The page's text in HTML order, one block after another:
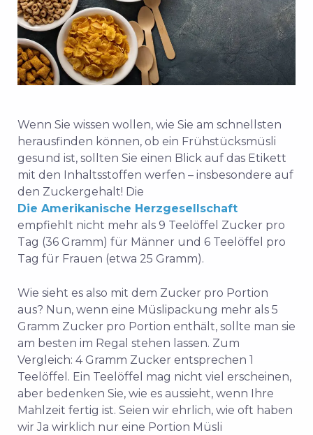
Wenn Sie wissen wollen, wie Sie am schnellsten
herausfinden können, ob ein Frühstücksmüsli
gesund ist, sollten Sie einen Blick auf das Etikett
mit den Inhaltsstoffen werfen – insbesondere auf
den Zuckergehalt! Die
Die Amerikanische Herzgesellschaft
empfiehlt nicht mehr als 9 Teelöffel Zucker pro
Tag (36 Gramm) für Männer und 6 Teelöffel pro
Tag für Frauen (etwa 25 Gramm).
Wie sieht es also mit dem Zucker pro Portion
aus? Nun, wenn eine Müslipackung mehr als 5
Gramm Zucker pro Portion enthält, sollte man sie
am besten im Regal stehen lassen. Zum
Vergleich: 4 Gramm Zucker entsprechen 1
Teelöffel. Ein Teelöffel mag nicht viel erscheinen,
aber bedenken Sie, wie es aussieht, wenn Ihre
Mahlzeit fertig ist. Seien wir ehrlich, wie oft haben
wirJa wirklich nur eine Portion Müsli